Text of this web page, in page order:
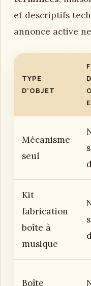
et descriptifs
annonce active
TYPE
D’OBJET
Mécanisme
seul
Kit
fabrication
boîte à
musique
Boîte